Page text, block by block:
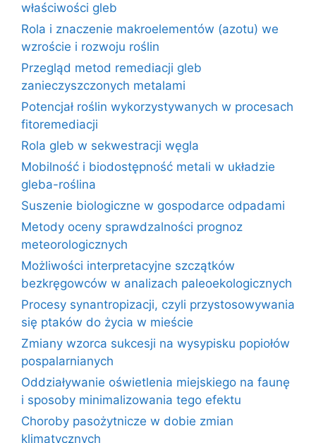
właściwości gleb
Rola i znaczenie makroelementów (azotu) we
wzroście i rozwoju roślin
Przegląd metod remediacji gleb
zanieczyszczonych metalami
Potencjał roślin wykorzystywanych w procesach
fitoremediacji
Rola gleb w sekwestracji węgla
Mobilność i biodostępność metali w układzie
gleba-roślina
Suszenie biologiczne w gospodarce odpadami
Metody oceny sprawdzalności prognoz
meteorologicznych
Możliwości interpretacyjne szczątków
bezkręgowców w analizach paleoekologicznych
Procesy synantropizacji, czyli przystosowywania
się ptaków do życia w mieście
Zmiany wzorca sukcesji na wysypisku popiołów
pospalarnianych
Oddziaływanie oświetlenia miejskiego na faunę
i sposoby minimalizowania tego efektu
Choroby pasożytnicze w dobie zmian
klimatycznych